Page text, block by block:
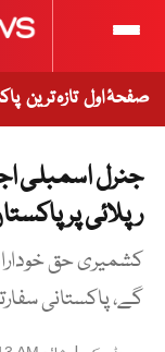
صفحۂ اول تازہ ترین
جنرل اسمبلی
رپلائی پر
کشمیری حق
گے، پاکستانی